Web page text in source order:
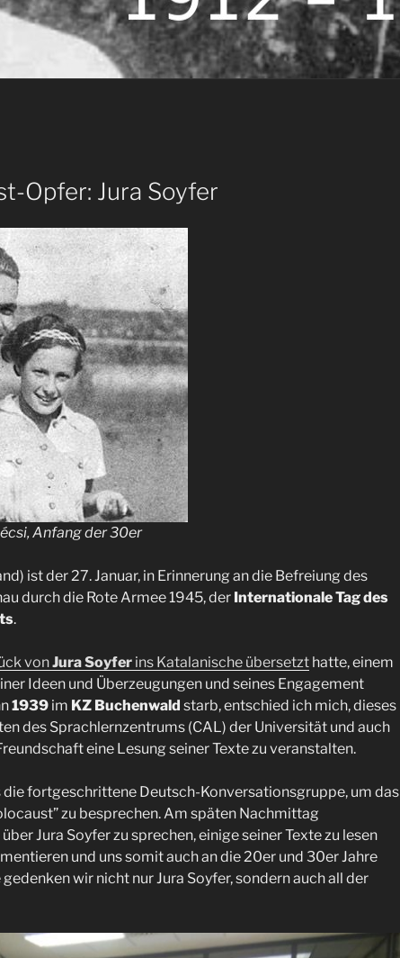
Opfer: Jura Soyfer
Anfang der 30er
ist der 27. Januar, in Erinnerung an die Befreiung des
durch die Rote Armee 1945, der Internationale Tag des
.
vonJura Soyfer ins Katalanische übersetzt hatte, einem
Ideen und Überzeugungen und seines Engagement
1939 im KZ Buchenwald starb, entschied ich mich, dieses
des Sprachlernzentrums (CAL) der Universität und auch
eine Lesung seiner Texte zu veranstalten.
die fortgeschrittene Deutsch-Konversationsgruppe, um das
zu besprechen. Am späten Nachmittag
Jura Soyfer zu sprechen, einige seiner Texte zu lesen
und uns somit auch an die 20er und 30er Jahre
wir nicht nur Jura Soyfer, sondern auch all der